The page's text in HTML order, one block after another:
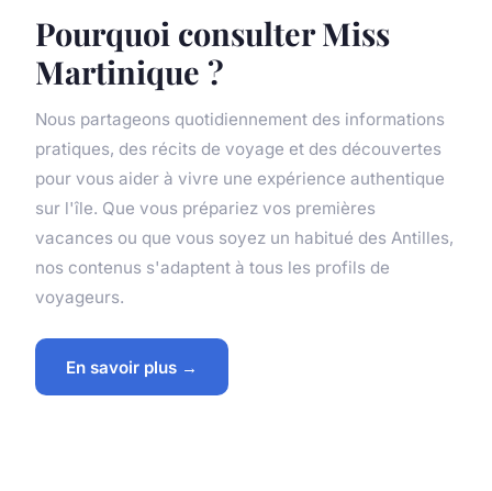
Pourquoi consulter Miss
Martinique ?
Nous partageons quotidiennement des informations
pratiques, des récits de voyage et des découvertes
pour vous aider à vivre une expérience authentique
sur l'île. Que vous prépariez vos premières
vacances ou que vous soyez un habitué des Antilles,
nos contenus s'adaptent à tous les profils de
voyageurs.
En savoir plus →